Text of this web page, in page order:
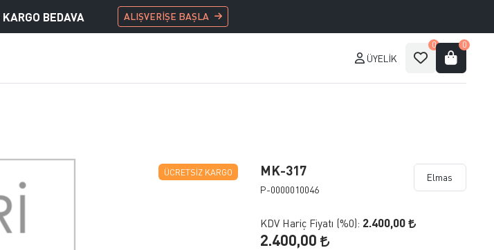
KARGO BEDAVA ALIŞVERİŞE BAŞLA
ÜYELIK
0 0
ÜCRETSIZ KARGO MK-317
P-0000010046
Elmas
KDV Hariç Fiyatı (%0): 2.400,00
2.400,00